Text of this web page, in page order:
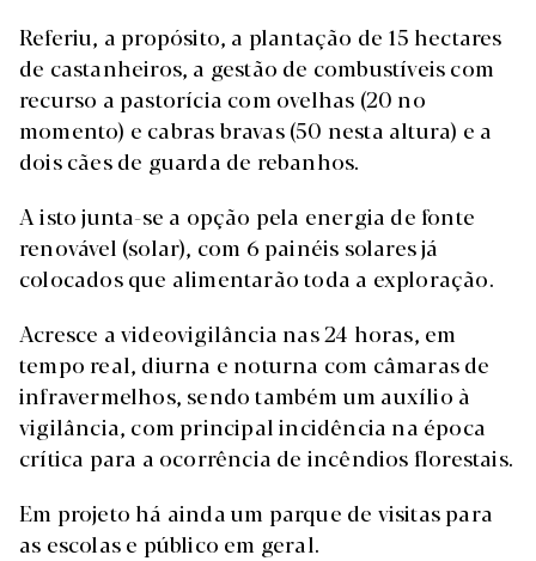
Referiu, a propósito, a plantação de 15 hectares
de castanheiros, a gestão de combustíveis com
recurso a pastorícia com ovelhas (20 no
momento) e cabras bravas (50 nesta altura) e a
dois cães de guarda de rebanhos.
A isto junta-se a opção pela energia de fonte
renovável (solar), com 6 painéis solares já
colocados que alimentarão toda a exploração.
Acresce a videovigilância nas 24 horas, em
tempo real, diurna e noturna com câmaras de
infravermelhos, sendo também um auxílio à
vigilância, com principal incidência na época
crítica para a ocorrência de incêndios florestais.
Em projeto há ainda um parque de visitas para
as escolas e público em geral.